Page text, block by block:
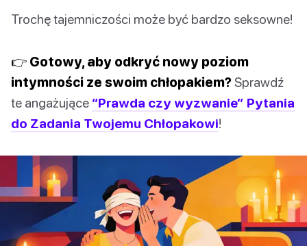
Trochę tajemniczości może być bardzo seksowne!
👉 Gotowy, aby odkryć nowy poziom
intymności ze swoim chłopakiem? Sprawdź
te angażujące “Prawda czy wyzwanie” Pytania
do Zadania Twojemu Chłopakowi!